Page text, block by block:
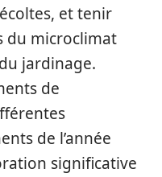
et tenir
du microclimat
jardinage.
de
de l’année
significative